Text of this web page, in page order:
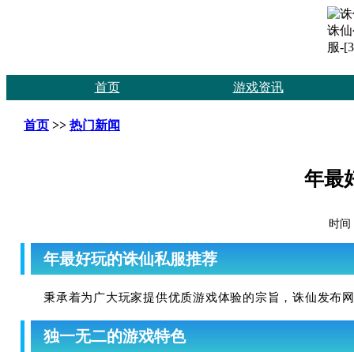
首页 游戏资讯
首页 >> 热门新闻
年最
时间
年最好玩的诛仙私服推荐
秉承着为广大玩家提供优质游戏体验的宗旨，诛仙发布
独一无二的游戏特色